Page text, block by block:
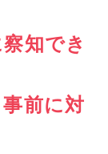
知でき
前に対